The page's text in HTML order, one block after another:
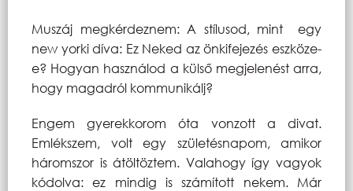
Muszáj megkérdeznem: A stílusod, mint egy
new yorki díva: Ez Neked az önkifejezés eszköze-
e? Hogyan használod a külső megjelenést arra,
hogy magadról kommunikálj?
Engem gyerekkorom óta vonzott a divat.
Emlékszem, volt egy születésnapom, amikor
háromszor is átöltöztem. Valahogy így vagyok
kódolva: ez mindig is számított nekem. Már